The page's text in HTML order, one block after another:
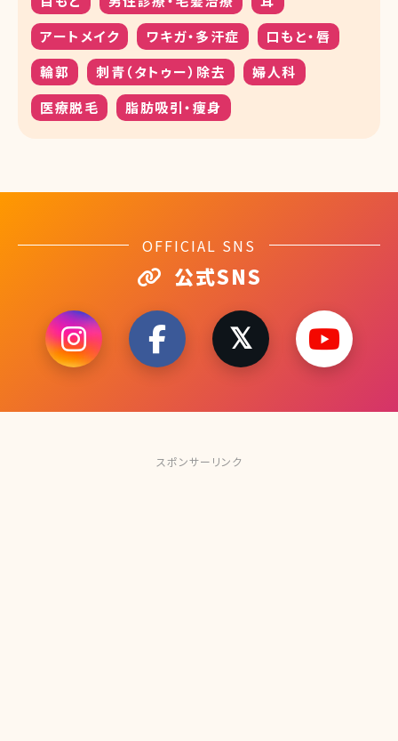
アートメイク
ワキガ・多汗症
口もと・唇
輪郭
刺青（タトゥー）除去
婦人科
医療脱毛
脂肪吸引・痩身
OFFICIAL SNS
公式SNS
スポンサーリンク